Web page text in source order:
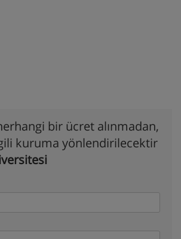
bir ücret alınmadan,
kuruma yönlendirilecektir